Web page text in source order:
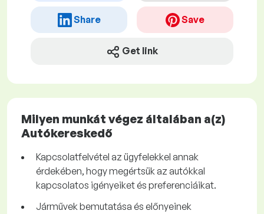
Share Save
Get link
Milyen munkát végez általában a(z)
Autókereskedő
Kapcsolatfelvétel az ügyfelekkel annak
érdekében, hogy megértsük az autókkal
kapcsolatos igényeiket és preferenciáikat.
Járművek bemutatása és előnyeinek